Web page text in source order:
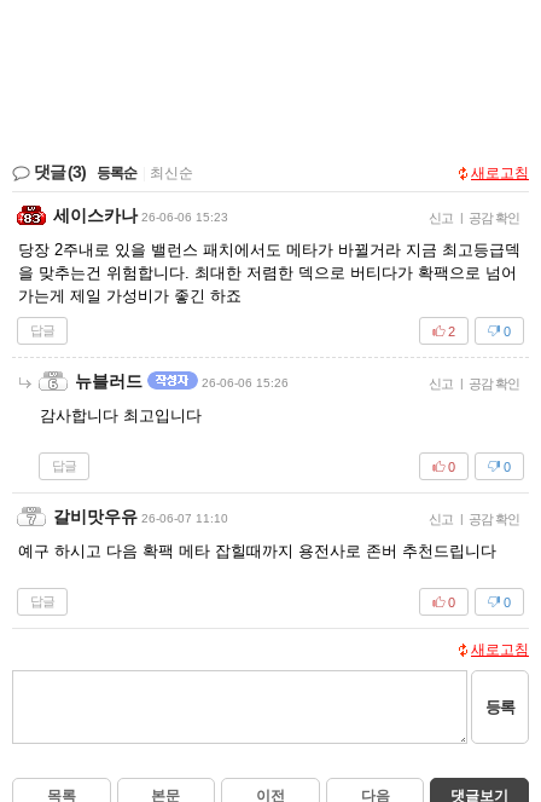
댓글(3) 등록순 최신순 새로고침
세이스카나 26-06-06 15:23 신고 | 공감 확인
당장 2주내로 있을 밸런스 패치에서도 메타가 바뀔거라 지금 최고등급덱
을 맞추는건 위험합니다. 최대한 저렴한 덱으로 버티다가 확팩으로 넘어
가는게 제일 가성비가 좋긴 하죠
답글 0
2
뉴블러드 26-06-06 15:26 신고 | 공감 확인
감사합니다 최고입니다
답글 0
0
갈비맛우유 26-06-07 11:10 신고 | 공감 확인
예구 하시고 다음 확팩 메타 잡힐때까지 용전사로 존버 추천드립니다
답글 0
0
새로고침
등록
목록 본문 이전 다음 댓글보기